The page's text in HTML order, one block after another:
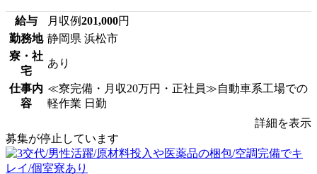
給与 月収例201,000円
勤務地 静岡県 浜松市
寮・社
宅
あり
仕事内
容
≪寮完備・月収20万円・正社員≫自動車系工場での
軽作業 日勤
詳細を表示
募集が停止しています